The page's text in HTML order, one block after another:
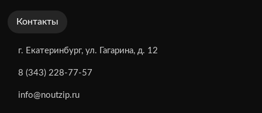
Контакты
г. Екатеринбург, ул. Гагарина, д. 12
8 (343) 228-77-57
info@noutzip.ru